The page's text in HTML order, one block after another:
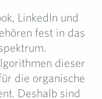
LinkedIn und
fest in das
dieser
die organische
Deshalb sind